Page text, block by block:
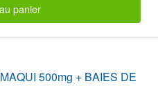
panier
500mg + BAIES DE